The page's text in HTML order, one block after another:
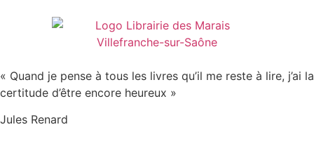
« Quand je pense à tous les livres qu’il me reste à lire, j’ai la
certitude d’être encore heureux »
Jules Renard